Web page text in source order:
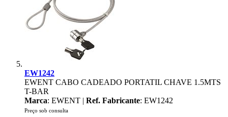
EW1242
EWENT CABO CADEADO PORTATIL CHAVE 1.5MTS
T-BAR
Marca: EWENT | Ref. Fabricante: EW1242
Preço sob consulta